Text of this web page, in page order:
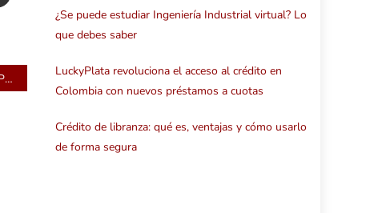
Colombia tendrá EDUEXPO con pabellones oficiales de gobiernos de Canadá, Australia y Nueva Zelanda
¿Se puede estudiar Ingeniería Industrial virtual? Lo
que debes saber
LuckyPlata revoluciona el acceso al crédito en
Colombia con nuevos préstamos a cuotas
Crédito de libranza: qué es, ventajas y cómo usarlo
de forma segura